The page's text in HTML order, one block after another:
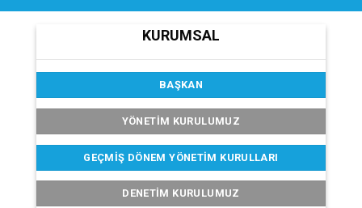
KURUMSAL
BAŞKAN
YÖNETİM KURULUMUZ
GEÇMIŞ DÖNEM YÖNETIM KURULLARI
DENETIM KURULUMUZ